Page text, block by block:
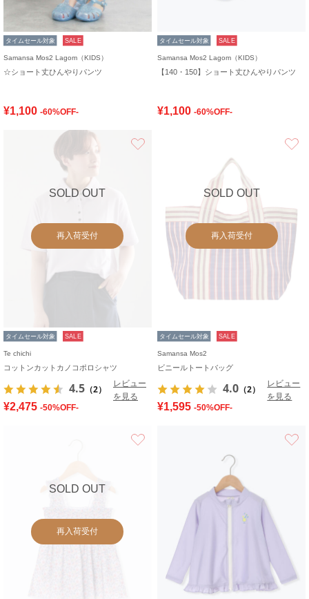
タイムセール対象 SALE
Samansa Mos2 Lagom（KIDS）
☆ショート丈ひんやりパンツ
¥1,100 -60%OFF-
タイムセール対象 SALE
Samansa Mos2 Lagom（KIDS）
【140・150】ショート丈ひんやりパンツ
¥1,100 -60%OFF-
SOLD OUT
再入荷受付
タイムセール対象 SALE
Te chichi
コットンカットカノコポロシャツ
4.5 （2）
レビュー
を見る
¥2,475 -50%OFF-
SOLD OUT
再入荷受付
タイムセール対象 SALE
Samansa Mos2
ビニールトートバッグ
4.0 （2）
レビュー
を見る
¥1,595 -50%OFF-
SOLD OUT
再入荷受付